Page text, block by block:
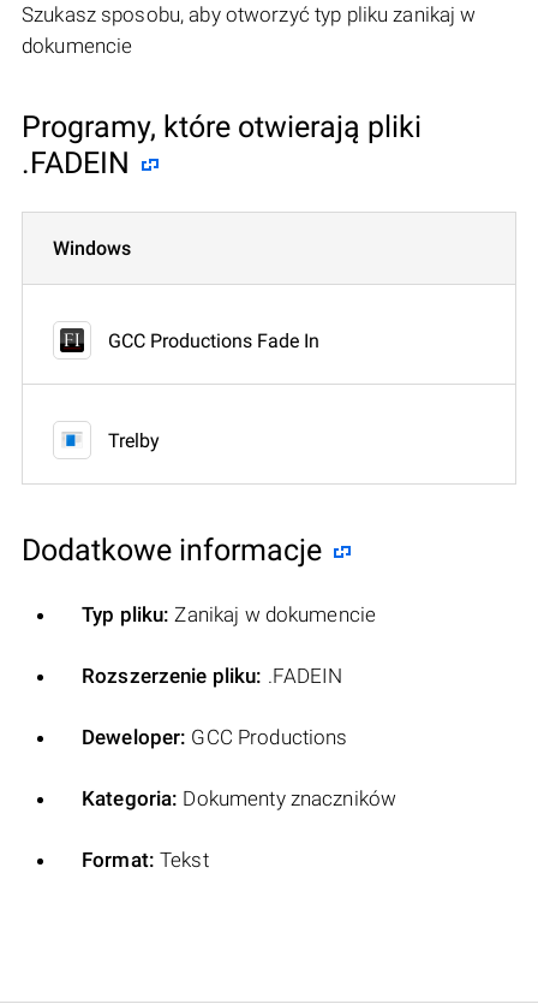
Szukasz sposobu, aby otworzyć typ pliku zanikaj w
dokumencie
Programy, które otwierają pliki
.FADEIN
Windows
GCC Productions Fade In
Trelby
Dodatkowe informacje
Typ pliku: Zanikaj w dokumencie
Rozszerzenie pliku: .FADEIN
Deweloper: GCC Productions
Kategoria: Dokumenty znaczników
Format: Tekst